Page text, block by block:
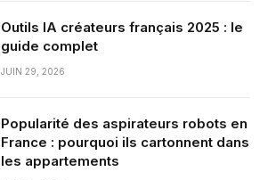
Outils IA créateurs français 2025 : le
guide complet
JUIN 29, 2026
Popularité des aspirateurs robots en
France : pourquoi ils cartonnent dans
les appartements